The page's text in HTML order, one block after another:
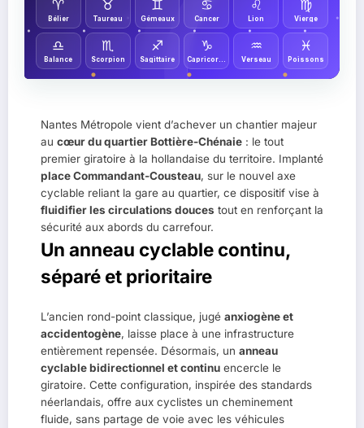
♈︎
Bélier
♉︎
Taureau
♊︎
Gémeaux
♋︎
Cancer
♌︎
Lion
♍︎
Vierge
♎︎
Balance
♏︎
Scorpion
♐︎
Sagittaire
♑︎
Capricorne
♒︎
Verseau
♓︎
Poissons
Nantes Métropole vient d’achever un chantier majeur
au cœur du quartier Bottière-Chénaie : le tout
premier giratoire à la hollandaise du territoire. Implanté
place Commandant-Cousteau, sur le nouvel axe
cyclable reliant la gare au quartier, ce dispositif vise à
fluidifier les circulations douces tout en renforçant la
sécurité aux abords du carrefour.
Un anneau cyclable continu,
séparé et prioritaire
L’ancien rond-point classique, jugé anxiogène et
accidentogène, laisse place à une infrastructure
entièrement repensée. Désormais, un anneau
cyclable bidirectionnel et continu encercle le
giratoire. Cette configuration, inspirée des standards
néerlandais, offre aux cyclistes un cheminement
fluide, sans partage de voie avec les véhicules